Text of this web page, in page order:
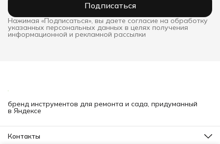
Подписаться
Нажимая «Подписаться», вы даете согласие на обработку
указанных персональных данных в целях получения
информационной и рекламной рассылки
бренд инструментов для ремонта и сада, придуманный
в Яндексе
Контакты